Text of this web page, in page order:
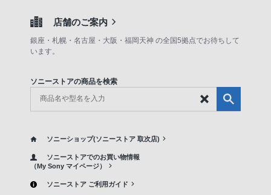
店舗のご案内
銀座・札幌・名古屋・大阪・福岡天神 の全国5拠点でお待ちして
います。
ソニーストアの商品を検索
ソニーショップ(ソニーストア 取次店)
ソニーストアでのお買い物情報
（My Sony マイページ）
ソニーストア ご利用ガイド